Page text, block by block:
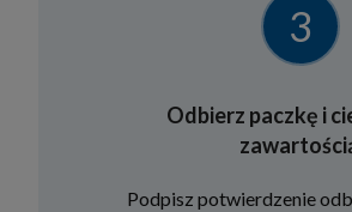
3
Odbierz paczkę i
Podpisz potwierdzenie